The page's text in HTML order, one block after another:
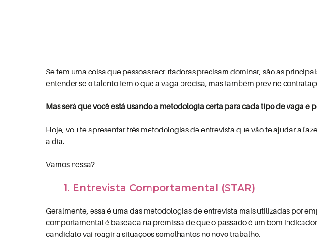
Se tem uma coisa que pessoas recrutadoras precisam dominar, são as
entender se o talento tem o que a vaga precisa, mas também previne
Mas será que você está usando a metodologia certa para cada tipo de vaga e
Hoje, vou te apresentar três metodologias de entrevista que vão te ajudar a
a dia.
Vamos nessa?
1. Entrevista Comportamental (STAR)
Geralmente, essa é uma das metodologias de entrevista mais utilizadas por
comportamental é baseada na premissa de que o passado é um bom
candidato vai reagir a situações semelhantes no novo trabalho.